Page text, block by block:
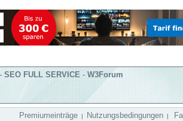
- SEO FULL SERVICE - W3Forum
Premiumeinträge | Nutzungsbedingungen |